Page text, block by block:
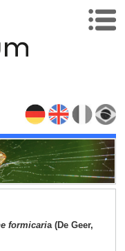
formicaria (De Geer,